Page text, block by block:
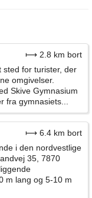
⟼ 2.8 km bort
sted for turister, der
omgivelser.
Skive Gymnasium
gymnasiets...
⟼ 6.4 km bort
i den nordvestlige
35, 7870
m lang og 5-10 m